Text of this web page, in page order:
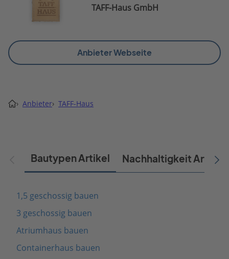
TAFF-Haus GmbH
Anbieter Webseite
› Anbieter› TAFF-Haus
Bautypen Artikel Nachhaltigkeit Artikel
1,5 geschossig bauen
3 geschossig bauen
Atriumhaus bauen
Containerhaus bauen